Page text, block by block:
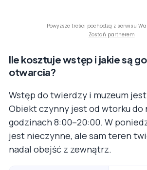
Powyższe treści pochodzą z serwisu
Zostań partnerem
Ile kosztuje wstęp i jakie są
otwarcia?
Wstęp do twierdzy i muzeum
Obiekt czynny jest od wtorku do
godzinach 8:00–20:00. W
jest nieczynne, ale sam teren
nadal obejść z zewnątrz.